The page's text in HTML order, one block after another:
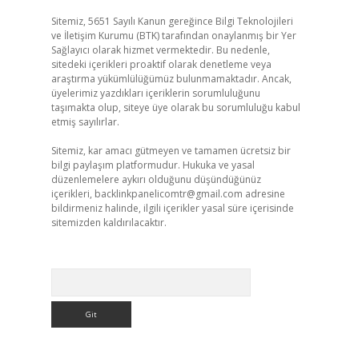
Sitemiz, 5651 Sayılı Kanun gereğince Bilgi Teknolojileri
ve İletişim Kurumu (BTK) tarafından onaylanmış bir Yer
Sağlayıcı olarak hizmet vermektedir. Bu nedenle,
sitedeki içerikleri proaktif olarak denetleme veya
araştırma yükümlülüğümüz bulunmamaktadır. Ancak,
üyelerimiz yazdıkları içeriklerin sorumluluğunu
taşımakta olup, siteye üye olarak bu sorumluluğu kabul
etmiş sayılırlar.
Sitemiz, kar amacı gütmeyen ve tamamen ücretsiz bir
bilgi paylaşım platformudur. Hukuka ve yasal
düzenlemelere aykırı olduğunu düşündüğünüz
içerikleri, backlinkpanelicomtr@gmail.com adresine
bildirmeniz halinde, ilgili içerikler yasal süre içerisinde
sitemizden kaldırılacaktır.